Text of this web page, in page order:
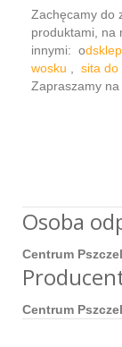
Zachęcamy do
produktami, na
innymi: o
wosku
sita do
Zapraszamy
Osoba
Centrum
Centrum